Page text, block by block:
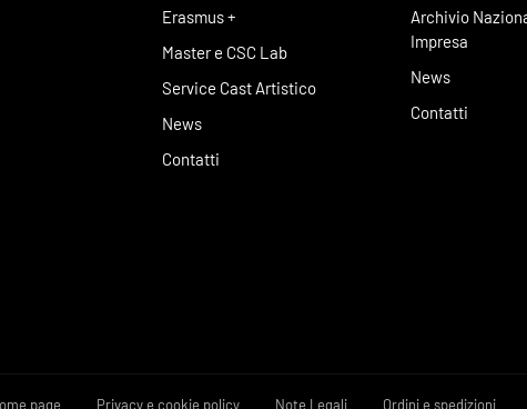
Erasmus +
Master e CSC Lab
Service Cast Artistico
News
Contatti
Archivio
Impresa
News
Contatti
page Privacy e cookie policy Note Legali Ordini e spedizioni